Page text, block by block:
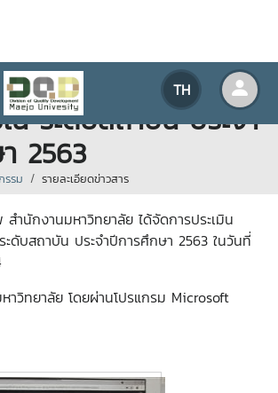
TH
ระเมินคุณภาพการ
น ระดับสถาบัน ประจำ
2563
รรม รายละเอียดข่าวสาร
นักงานมหาวิทยาลัย ได้จัดการประเมิน
ดับสถาบัน ประจำปีการศึกษา 2563 ในวันที่
วิทยาลัย โดยผ่านโปรแกรม Microsoft